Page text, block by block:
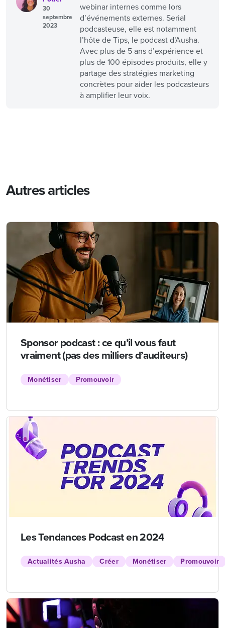
30
septembre
2023
webinar internes comme lors
d’événements externes. Serial
podcasteuse, elle est notamment
l’hôte de Tips, le podcast d’Ausha.
Avec plus de 5 ans d’expérience et
plus de 100 épisodes produits, elle y
partage des stratégies marketing
concrètes pour aider les podcasteurs
à amplifier leur voix.
Autres articles
Sponsor podcast : ce qu’il vous faut
vraiment (pas des milliers d’auditeurs)
Monétiser Promouvoir
Les Tendances Podcast en 2024
Actualités Ausha Créer Monétiser Promouvoir